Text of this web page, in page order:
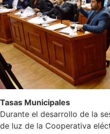
Tasas Municipales
Durante el desarrollo de la
de luz de la Cooperativa